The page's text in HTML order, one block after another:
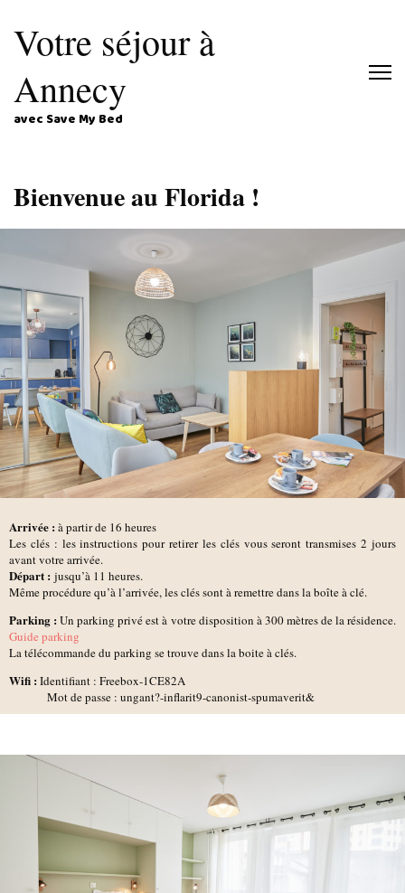
Votre séjour à
Annecy
avec Save My Bed
Bienvenue au Florida !
Arrivée : à partir de 16 heures
Les clés : les instructions pour retirer les clés vous seront transmises 2 jours
avant votre arrivée.
Départ : jusqu’à 11 heures.
Même procédure qu’à l’arrivée, les clés sont à remettre dans la boîte à clé.
Parking :Un parking privé est à votre disposition à 300 mètres de la résidence.
Guide parking
La télécommande du parking se trouve dans la boite à clés.
Wifi : Identifiant : Freebox-1CE82A
Mot de passe : ungant?-inflarit9-canonist-spumaverit&